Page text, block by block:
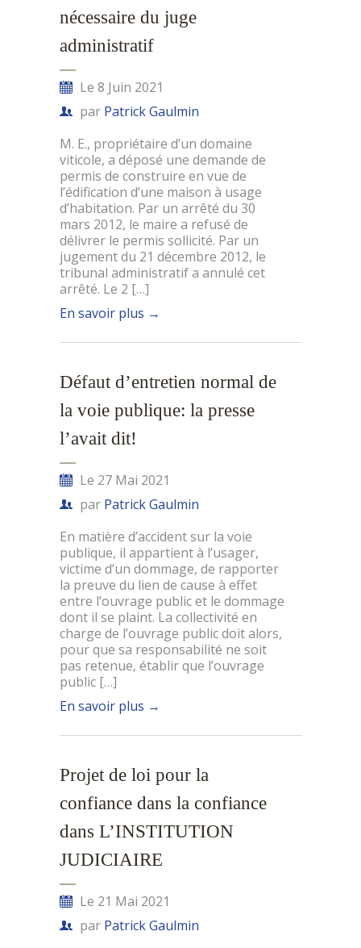
nécessaire du juge
administratif
Le 8 Juin 2021
par Patrick Gaulmin
M. E., propriétaire d’un domaine
viticole, a déposé une demande de
permis de construire en vue de
l’édification d’une maison à usage
d’habitation. Par un arrêté du 30
mars 2012, le maire a refusé de
délivrer le permis sollicité. Par un
jugement du 21 décembre 2012, le
tribunal administratif a annulé cet
arrêté. Le 2 […]
En savoir plus →
Défaut d’entretien normal de
la voie publique: la presse
l’avait dit!
Le 27 Mai 2021
par Patrick Gaulmin
En matière d’accident sur la voie
publique, il appartient à l’usager,
victime d’un dommage, de rapporter
la preuve du lien de cause à effet
entre l’ouvrage public et le dommage
dont il se plaint. La collectivité en
charge de l’ouvrage public doit alors,
pour que sa responsabilité ne soit
pas retenue, établir que l’ouvrage
public […]
En savoir plus →
Projet de loi pour la
confiance dans la confiance
dans L’INSTITUTION
JUDICIAIRE
Le 21 Mai 2021
par Patrick Gaulmin